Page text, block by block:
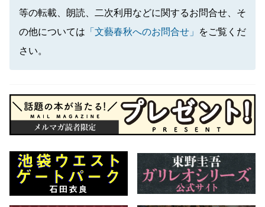
等の転載、朗読、二次利用などに関するお問合せ、そ
の他については 「文藝春秋へのお問合せ」
をご覧くだ
さい。